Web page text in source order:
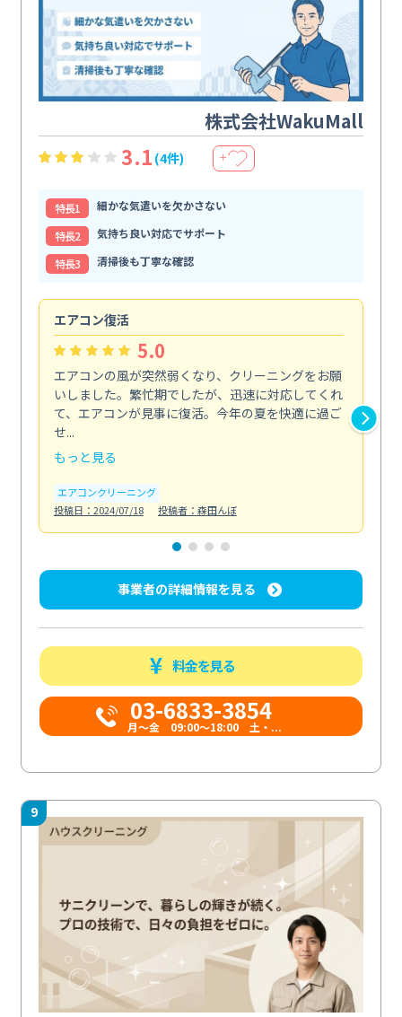
株式会社WakuMall
3.1 (4件) ＋
特⻑1
細かな気遣いを欠かさない
特⻑2
気持ち良い対応でサポート
特⻑3
清掃後も丁寧な確認
エアコン復活
5.0
エアコンの風が突然弱くなり、クリーニングをお願
いしました。繁忙期でしたが、迅速に対応してくれ
て、エアコンが見事に復活。今年の夏を快適に過ご
せ...
もっと見る
エアコンクリーニング
投稿日：2024/07/18
投稿者：森田んぼ
事業者の詳細情報を見る
料金を見る
03-6833-3854
月～金 09:00～18:00 土・...
9